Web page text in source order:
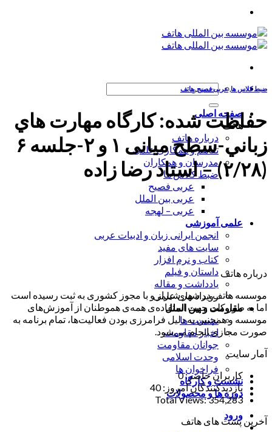
جستجو
صفحه اصلی
هاتف
درباره هاتف
تفاهم و همکاری علمی
مدرسان و همکاران
ضبط کلاس ها
عربی فصیح
عربی بین الملل
عربی – لهجه
علمی آموزشی
انجمن ایرانی زبان و ادبیات عربی
سایت های مفید
کتاب و نرم افزار
داستان و فیلم
یادداشت و مقاله
رویداد های علمی
مقاومت و بین الملل
نشست ها
اخبار مقاومت
جوانان مقاومت
وحدت اسلامی
فراخوان ها
نشست و کارگاه
دوره ها و محصولات
ورود
ضبط کلاس ها ,عربی فصیح,هاتف
حفاظت شده: کارگاه مهارت هاي
زباني-سطح میانی ۱ و ۲-جلسه ۶
(۲/۲۸) – استاد رضا زاده
درباره هاتف
موسسه هاتف در شهر شیراز و با مجوز کشوری به ثبت رسیده است
اما به طور کلی جهت استفاده‌ی همه‌ی هموطنان از آموزش‌های
موسسه و همچنین به دلیل فرامرزی بودن فعالیت‌ها، تمام برنامه به
صورت مجازی انجام می‌شود.
آمار سایت
کاربران حاضر:0
بازدیدکنندگان امروز:40
Total Views:354,283
آخرین پست های هاتف